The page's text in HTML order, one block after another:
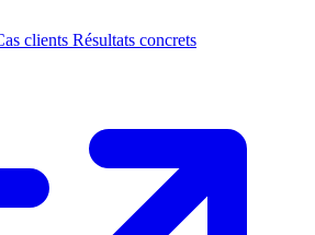
clients Résultats concrets